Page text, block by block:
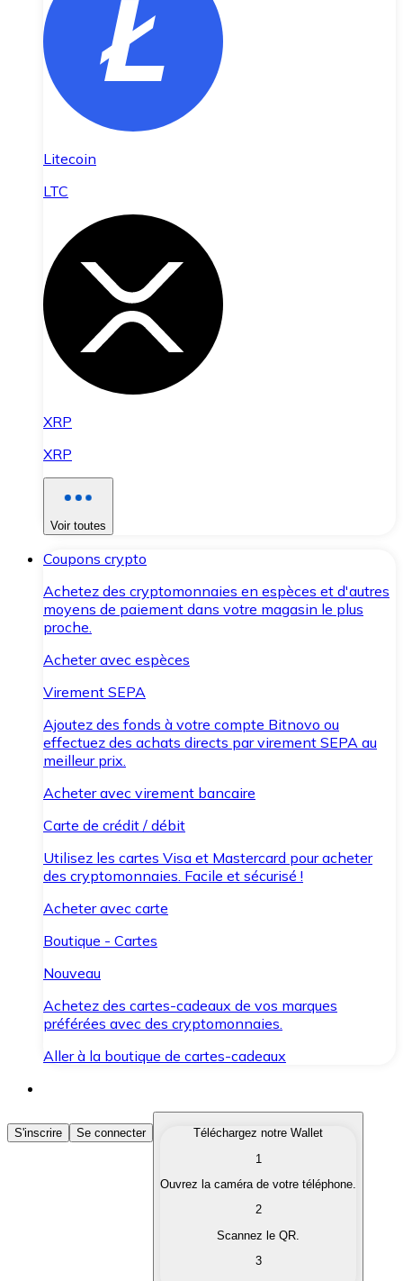
Litecoin
LTC
XRP
XRP
Voir toutes
Coupons crypto
Achetez des cryptomonnaies en espèces et d'autres
moyens de paiement dans votre magasin le plus
proche.
Acheter avec espèces
Virement SEPA
Ajoutez des fonds à votre compte Bitnovo ou
effectuez des achats directs par virement SEPA au
meilleur prix.
Acheter avec virement bancaire
Carte de crédit / débit
Utilisez les cartes Visa et Mastercard pour acheter
des cryptomonnaies. Facile et sécurisé !
Acheter avec carte
Boutique - Cartes
Nouveau
Achetez des cartes-cadeaux de vos marques
préférées avec des cryptomonnaies.
Aller à la boutique de cartes-cadeaux
Acheter des Cryptomonnaies
Achetez les cryptomonnaies qui vous intéressent
Convertissez vos cryptomonnaies en monnaie
S'inscrire Se connecter
Téléchargez notre Wallet
1
Ouvrez la caméra de votre téléphone.
2
Scannez le QR.
3